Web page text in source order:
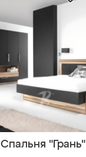
Спальня "Грань"